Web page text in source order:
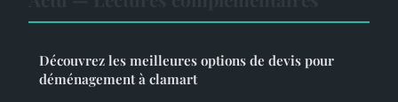
Découvrez les meilleures options de devis pour
déménagement à clamart